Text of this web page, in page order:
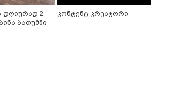
დღიურად 2
ბათუმში
კონტენტ კრეატორი